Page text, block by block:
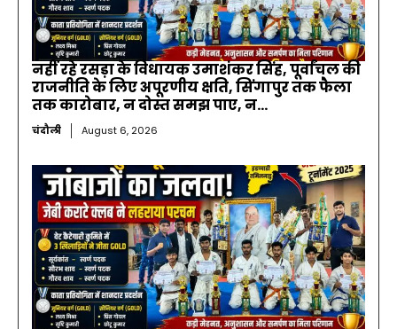
नहीं रहे रसड़ा के विधायक उमाशंकर सिंह, पूर्वांचल की
राजनीति के लिए अपूरणीय क्षति, सिंगापुर तक फैला
तक कारोबार, न दोस्त समझ पाए, न...
चंदौली August 6, 2026